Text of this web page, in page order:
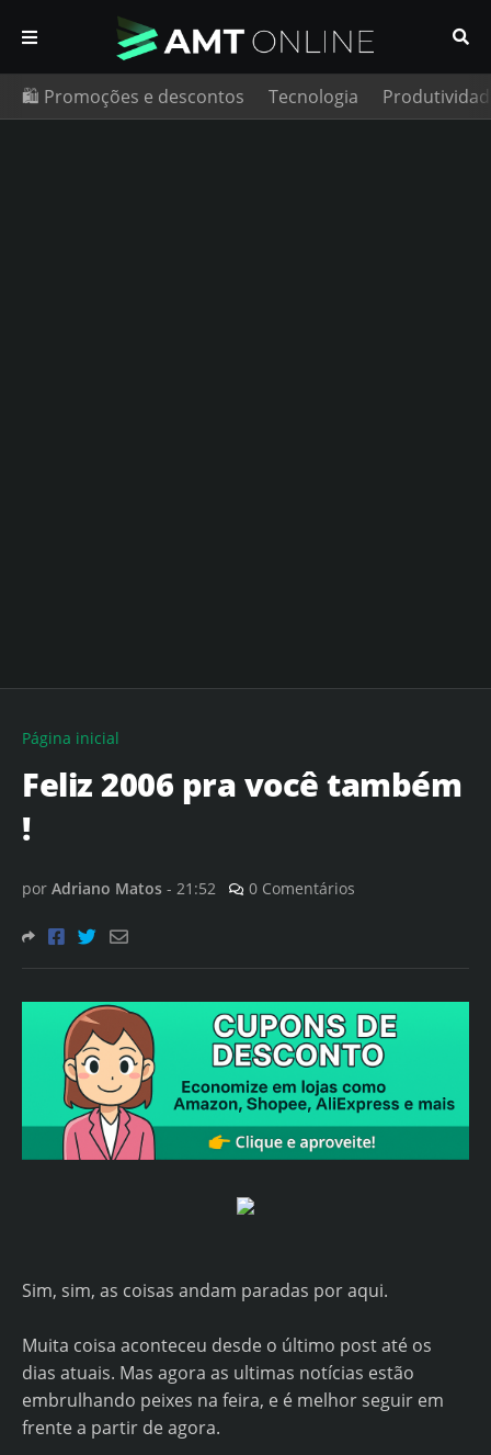
🛍️ Promoções e descontos Tecnologia
Página inicial
Feliz 2006 pra você também
!
por Adriano Matos - 21:52 0 Comentários
Sim, sim, as coisas andam paradas por aqui.
Muita coisa aconteceu desde o último post até os
dias atuais. Mas agora as ultimas notícias estão
embrulhando peixes na feira, e é melhor seguir em
frente a partir de agora.